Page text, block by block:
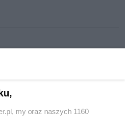
my oraz naszych 1160